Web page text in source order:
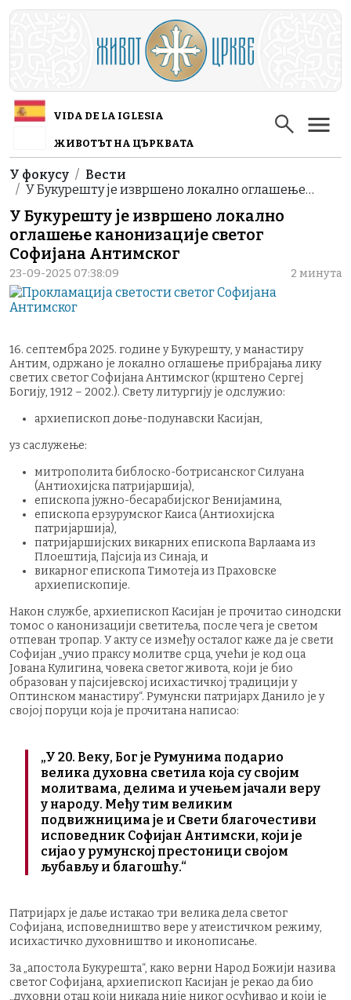
Skip to main content
VIDA DE LA IGLESIA
ЖИВОТЪТ НА ЦЪРКВАТА
Breadcrumb
У фокусу
Вести
У Букурешту je извршено локално оглашење…
У Букурешту je извршено локално
оглашење канонизације светог
Софијана Антимског
23-09-2025 07:38:09 2 минута
16. септембра 2025. године у Букурешту, у манастиру
Антим, одржано је локално оглашење прибрајања лику
светих светог Софијана Антимског (крштено Сергеј
Богију, 1912 – 2002.). Свету литургију је одслужио:
архиепископ доње-подунавски Касијан,
уз саслужење:
митрополита библоско-ботрисанског Силуана
(Антиохијска патријаршија),
епископа јужно-бесарабијског Венијамина,
епископа ерзурумског Каиса (Антиохијска
патријаршија),
патријаршијских викарних епископа Варлаама из
Плоештија, Пајсија из Синаја, и
викарног епископа Тимотеја из Праховске
архиепископије.
Након службе, архиепископ Касијан је прочитао синодски
томос о канонизацији светитеља, после чега је светом
отпеван тропар. У акту се између осталог каже да је свети
Софијан „учио праксу молитве срца, учећи је код оца
Јована Кулигина, човека светог живота, који је био
образован у пајсијевској исихастичкој традицији у
Оптинском манастиру“. Румунски патријарх Данило је у
својој поруци која је прочитана написао:
„У 20. Веку, Бог је Румунима подарио
велика духовна светила која су својим
молитвама, делима и учењем јачали веру
у народу. Међу тим великим
подвижницима је и Свети благочестиви
исповедник Софијан Антимски, који је
сијао у румунској престоници својом
љубављу и благошћу.“
Патријарх је даље истакао три велика дела светог
Софијана, исповедништво вере у атеистичком режиму,
исихастичко духовништво и иконописање.
За „апостола Букурешта“, како верни Народ Божији назива
светог Софијана, архиепископ Касијан је рекао да био
„духовни отац који никада није никог осуђивао и који је